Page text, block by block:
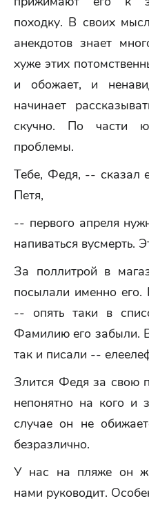
походку. В своих
анекдотов знает
хуже этих
и обожает, и
начинает
скучно. По части
проблемы.
Тебе, Федя, -- сказал
Петя,
-- первого апреля
напиваться вусмерть.
За поллитрой в
посылали именно его.
-- опять таки в
Фамилию его забыли.
так и писали --
Злится Федя за свою
непонятно на кого и
случае он не
безразлично.
У нас на пляже он
нами руководит.